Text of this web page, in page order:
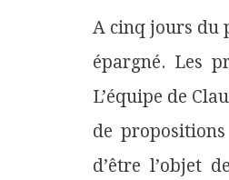
A cinq jours du
épargné. Les
L’équipe de
de
d’être l’objet